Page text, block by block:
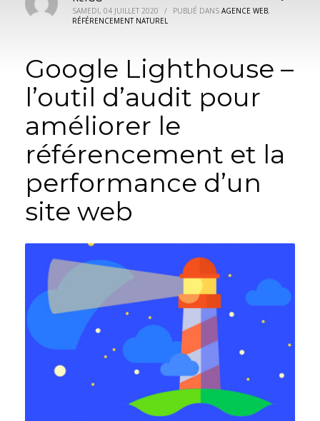
SAMEDI, 04 JUILLET 2020 / PUBLIÉ DANS AGENCE WEB,
RÉFÉRENCEMENT NATUREL
Google Lighthouse –
l’outil d’audit pour
améliorer le
référencement et la
performance d’un
site web